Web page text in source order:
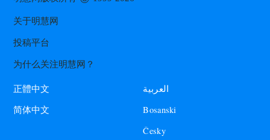
关于明慧网
投稿平台
为什么关注明慧网？
正體中文
简体中文
العربية
Bosanski
Česky